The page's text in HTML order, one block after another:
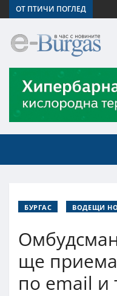
ОТ ПТИЧИ ПОГЛЕД
БУРГАС ВОДЕЩИ
ще
по email и